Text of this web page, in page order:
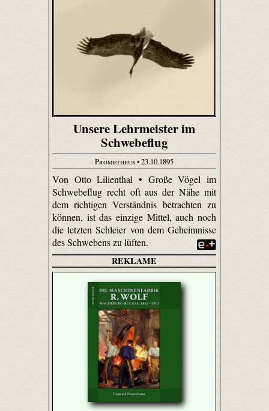
Unsere Lehrmeister im
Schwebeflug
Prometheus• 23.10.1895
Von Otto Lilienthal • Große Vögel im
Schwebeflug recht oft aus der Nähe mit
dem richtigen Verständnis betrachten zu
können, ist das einzige Mittel, auch noch
die letzten Schleier von dem Geheimnisse
des Schwebens zu lüften.
REKLAME